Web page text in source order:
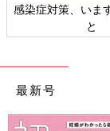
ますぐできるこ
最新号